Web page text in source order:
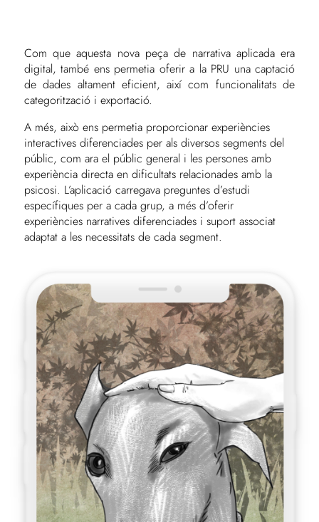
Com que aquesta nova peça de narrativa aplicada era
digital, també ens permetia oferir a la PRU una captació
de dades altament eficient, així com funcionalitats de
categorització i exportació.
A més, això ens permetia proporcionar experiències
interactives diferenciades per als diversos segments del
públic, com ara el públic general i les persones amb
experiència directa en dificultats relacionades amb la
psicosi. L’aplicació carregava preguntes d’estudi
específiques per a cada grup, a més d’oferir
experiències narratives diferenciades i suport associat
adaptat a les necessitats de cada segment.